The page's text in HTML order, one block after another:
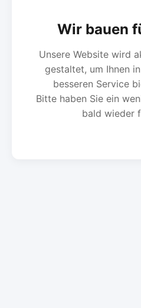
Wir bauen
Unsere Website wird
gestaltet, um Ihnen
besseren Service
Bitte haben Sie ein
bald wieder